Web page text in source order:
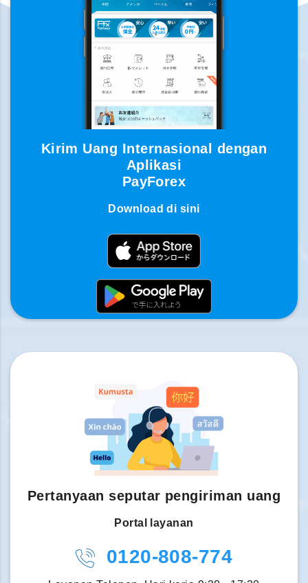
Kirim Uang Internasional dengan
Aplikasi
PayForex
Download di sini
Pertanyaan seputar pengiriman uang
Portal layanan
0120-808-774